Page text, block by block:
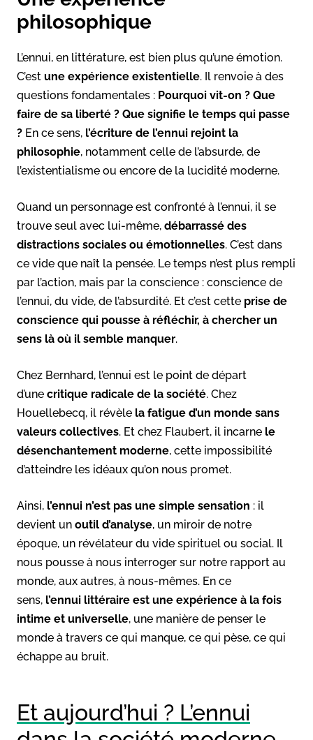
philosophique
L’ennui, en littérature, est bien plus qu’une émotion.
C’est une expérience existentielle. Il renvoie à des
questions fondamentales : Pourquoi vit-on ? Que
faire de sa liberté ? Que signifie le temps qui passe
? En ce sens, l’écriture de l’ennui rejoint la
philosophie, notamment celle de l’absurde, de
l’existentialisme ou encore de la lucidité moderne.
Quand un personnage est confronté à l’ennui, il se
trouve seul avec lui-même, débarrassé des
distractions sociales ou émotionnelles. C’est dans
ce vide que naît la pensée. Le temps n’est plus rempli
par l’action, mais par la conscience : conscience de
l’ennui, du vide, de l’absurdité. Et c’est cette prise de
conscience qui pousse à réfléchir, à chercher un
sens là où il semble manquer.
Chez Bernhard, l’ennui est le point de départ
d’une critique radicale de la société. Chez
Houellebecq, il révèle la fatigue d’un monde sans
valeurs collectives. Et chez Flaubert, il incarne le
désenchantement moderne, cette impossibilité
d’atteindre les idéaux qu’on nous promet.
Ainsi, l’ennui n’est pas une simple sensation : il
devient un outil d’analyse, un miroir de notre
époque, un révélateur du vide spirituel ou social. Il
nous pousse à nous interroger sur notre rapport au
monde, aux autres, à nous-mêmes. En ce
sens, l’ennui littéraire est une expérience à la fois
intime et universelle, une manière de penser le
monde à travers ce qui manque, ce qui pèse, ce qui
échappe au bruit.
Et aujourd’hui ? L’ennui